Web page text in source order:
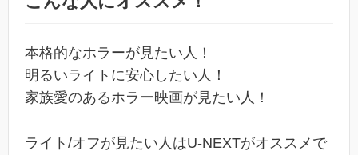
本格的なホラーが見たい人！
明るいライトに安心したい人！
家族愛のあるホラー映画が見たい人！
ライト/オフが見たい人はU-NEXTがオススメで